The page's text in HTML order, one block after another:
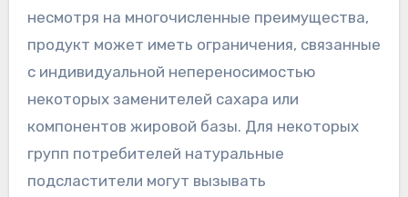
несмотря на многочисленные преимущества,
продукт может иметь ограничения, связанные
с индивидуальной непереносимостью
некоторых заменителей сахара или
компонентов жировой базы. Для некоторых
групп потребителей натуральные
подсластители могут вызывать